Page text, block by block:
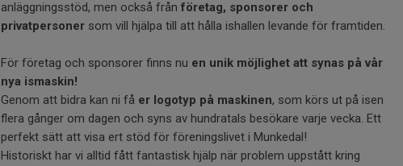
anläggningsstöd, men också från företag, sponsorer och
privatpersoner som vill hjälpa till att hålla ishallen levande för framtiden.
För företag och sponsorer finns nu en unik möjlighet att synas på vår
nya ismaskin!
Genom att bidra kan ni få er logotyp på maskinen, som körs ut på isen
flera gånger om dagen och syns av hundratals besökare varje vecka. Ett
perfekt sätt att visa ert stöd för föreningslivet i Munkedal!
Historiskt har vi alltid fått fantastisk hjälp när problem uppstått kring